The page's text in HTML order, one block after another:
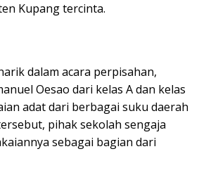
Kupang tercinta.
dalam acara perpisahan,
Oesao dari kelas A dan kelas
adat dari berbagai suku daerah
pihak sekolah sengaja
sebagai bagian dari